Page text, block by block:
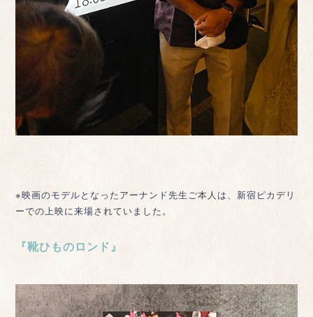
※映画のモデルとなったアーナンド先生ご本人は、新宿ピカデリ
ーでの上映に来場されていました。
『靴ひものロンド』